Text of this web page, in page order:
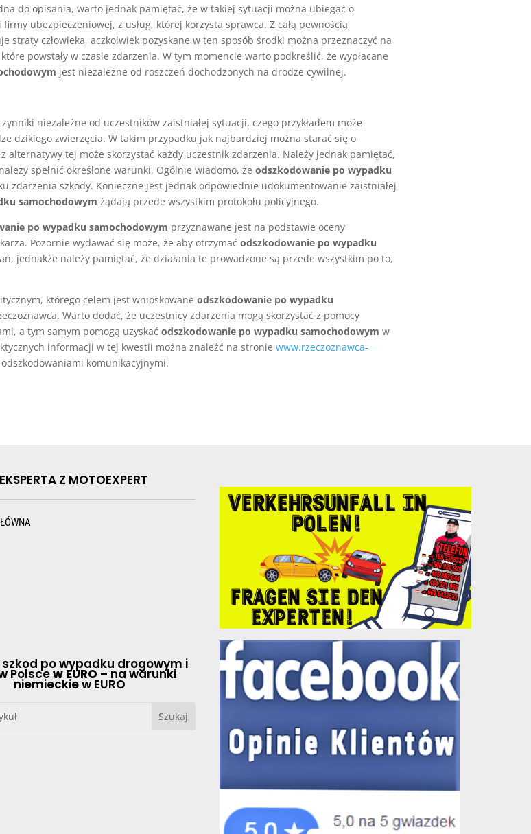
do opisania, warto jednak pamiętać, że w takiej sytuacji można ubiegać o
firmy ubezpieczeniowej, z usług, której korzysta sprawca. Z całą pewnością
straty człowieka, aczkolwiek pozyskane w ten sposób środki można przeznaczyć na
powstały w czasie zdarzenia. W tym momencie warto podkreślić, że wypłacane
jest niezależne od roszczeń dochodzonych na drodze cywilnej.
niezależne od uczestników zaistniałej sytuacji, czego przykładem może
dzikiego zwierzęcia. W takim przypadku jak najbardziej można starać się o
alternatywy tej może skorzystać każdy uczestnik zdarzenia. Należy jednak pamiętać,
należy spełnić określone warunki. Ogólnie wiadomo, że odszkodowanie po wypadku
zdarzenia szkody. Konieczne jest jednak odpowiednie udokumentowanie zaistniałej
samochodowym żądają przede wszystkim protokołu policyjnego.
po wypadku samochodowym przyznawane jest na podstawie oceny
Pozornie wydawać się może, że aby otrzymaćodszkodowanie po wypadku
jednakże należy pamiętać, że działania te prowadzone są przede wszystkim po to,
którego celem jest wnioskowaneodszkodowanie po wypadku
Warto dodać, że uczestnicy zdarzenia mogą skorzystać z pomocy
a tym samym pomogą uzyskaćodszkodowanie po wypadku samochodowym w
informacji w tej kwestii można znaleźć na stroniewww.rzeczoznawca-
komunikacyjnymi.
Z MOTOEXPERT
po wypadku drogowym i
Polscew EURO – na warunki
niemieckie w EURO